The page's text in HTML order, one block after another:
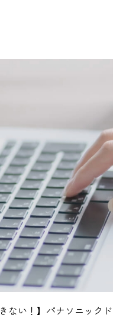
きない！】パナソニック